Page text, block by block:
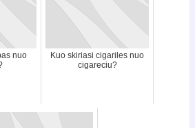
nuo
Kuo skiriasi cigariles nuo
cigareciu?